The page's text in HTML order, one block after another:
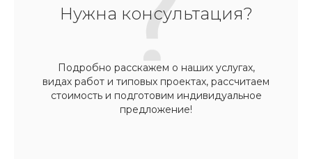
Нужна консультация?
Подробно расскажем о наших услугах,
видах работ и типовых проектах, рассчитаем
стоимость и подготовим индивидуальное
предложение!